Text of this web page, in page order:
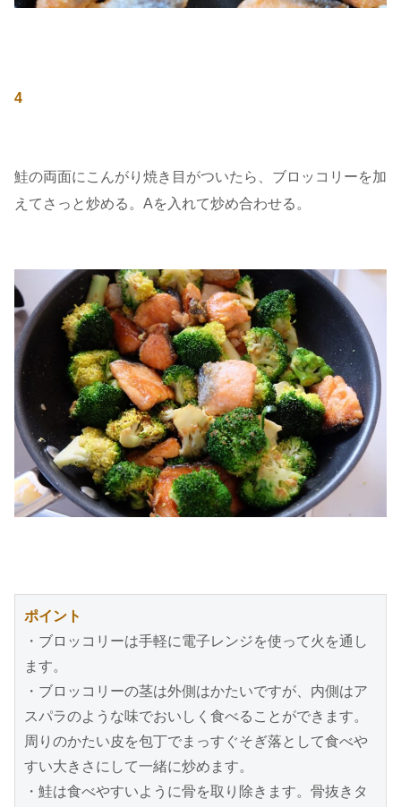
4
鮭の両面にこんがり焼き目がついたら、ブロッコリーを加
えてさっと炒める。Aを入れて炒め合わせる。
ポイント
・ブロッコリーは手軽に電子レンジを使って火を通し
ます。
・ブロッコリーの茎は外側はかたいですが、内側はア
スパラのような味でおいしく食べることができます。
周りのかたい皮を包丁でまっすぐそぎ落として食べや
すい大きさにして一緒に炒めます。
・鮭は食べやすいように骨を取り除きます。骨抜きタ